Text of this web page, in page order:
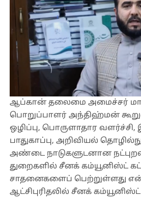
ஆப்கான் தலைமை அமைச்சர்
பொறுப்பாளர் அந்திஹ்மன்
ஒழிப்பு, பொருளாதார
பாதுகாப்பு, அறிவியல்
அண்டை நாடுகளுடனான
துறைகளில் சீனக் கம்யூனிஸ்ட்
சாதனைகளைப் பெற்றுள்ளது
ஆட்சிபுரிதலில் சீனக்